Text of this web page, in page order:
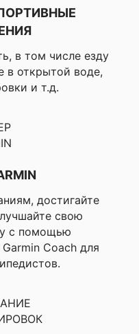
▸Обмен
зрителями
▸Режим
в
двух системах
с
программой
GAMEON
▸Подсчет шагов,
▸Напоминание о
движении
после
несколько
минут, чтобы
его), ▸Авто
в том числе езду
в открытой воде,
и т.д.
достигайте
свою
с помощью
Coach для